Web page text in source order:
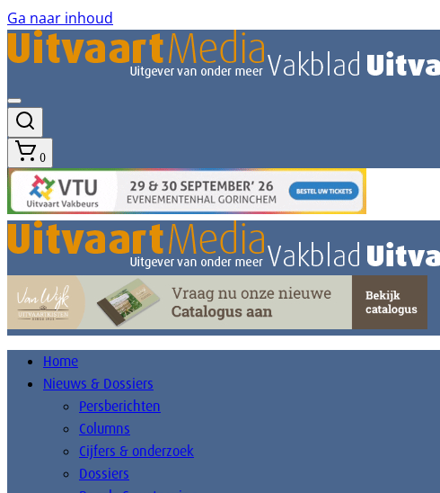
Ga naar inhoud
0
Home
Nieuws & Dossiers
Persberichten
Columns
Cijfers & onderzoek
Dossiers